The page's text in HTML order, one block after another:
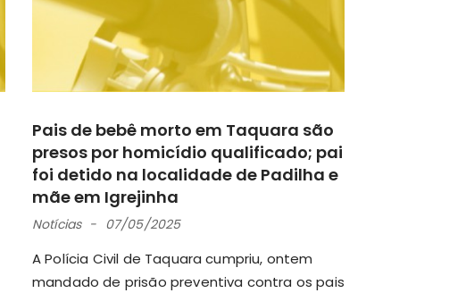
Pais de bebê morto em Taquara são
presos por homicídio qualificado; pai
foi detido na localidade de Padilha e
mãe em Igrejinha
Notícias 07/05/2025
A Polícia Civil de Taquara cumpriu, ontem
mandado de prisão preventiva contra os pais